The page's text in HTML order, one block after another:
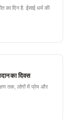
का दिन है. ईसाई धर्म की
का दिवस
तक, लोगों में प्रेम और